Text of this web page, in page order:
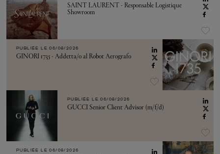
SAINT LAURENT - Responsable Logistique
Showroom
PUBLIÉE LE 06/08/2026
GINORI 1735 - Addetta/o al Robot Aerografo
PUBLIÉE LE 06/08/2026
GUCCI Senior Client Advisor (m/f/d)
PUBLIÉE LE 06/08/2026